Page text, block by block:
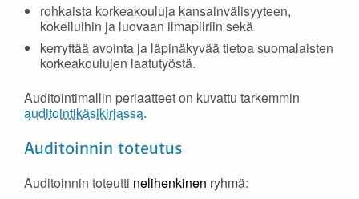
rohkaista korkeakouluja kansainvälisyyteen,
kokeiluihin ja luovaan ilmapiiriin sekä
kerryttää avointa ja läpinäkyvää tietoa suomalaisten
korkeakoulujen laatutyöstä.
Auditointimallin periaatteet on kuvattu tarkemmin
auditointikäsikirjassa.
Auditoinnin toteutus
Auditoinnin toteutti nelihenkinen ryhmä: